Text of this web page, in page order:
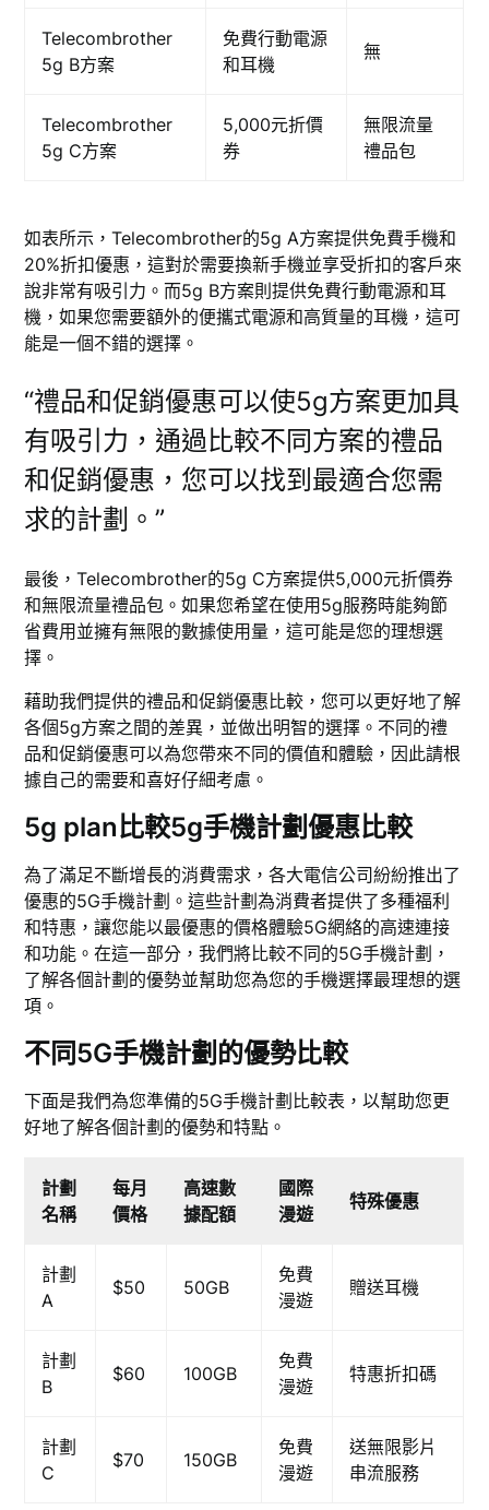
Telecombrother
5g B方案
免費行動電源
和耳機
無
Telecombrother
5g C方案
5,000元折價
券
無限流量
禮品包
如表所示，Telecombrother的5g A方案提供免費手機和
20%折扣優惠，這對於需要換新手機並享受折扣的客戶來
說非常有吸引力。而5g B方案則提供免費行動電源和耳
機，如果您需要額外的便攜式電源和高質量的耳機，這可
能是一個不錯的選擇。
“禮品和促銷優惠可以使5g方案更加具
有吸引力，通過比較不同方案的禮品
和促銷優惠，您可以找到最適合您需
求的計劃。”
最後，Telecombrother的5g C方案提供5,000元折價券
和無限流量禮品包。如果您希望在使用5g服務時能夠節
省費用並擁有無限的數據使用量，這可能是您的理想選
擇。
藉助我們提供的禮品和促銷優惠比較，您可以更好地了解
各個5g方案之間的差異，並做出明智的選擇。不同的禮
品和促銷優惠可以為您帶來不同的價值和體驗，因此請根
據自己的需要和喜好仔細考慮。
5g plan比較5g手機計劃優惠比較
為了滿足不斷增長的消費需求，各大電信公司紛紛推出了
優惠的5G手機計劃。這些計劃為消費者提供了多種福利
和特惠，讓您能以最優惠的價格體驗5G網絡的高速連接
和功能。在這一部分，我們將比較不同的5G手機計劃，
了解各個計劃的優勢並幫助您為您的手機選擇最理想的選
項。
不同5G手機計劃的優勢比較
下面是我們為您準備的5G手機計劃比較表，以幫助您更
好地了解各個計劃的優勢和特點。
計劃
名稱
每月
價格
高速數
據配額
國際
漫遊
特殊優惠
計劃
A
$50 50GB
免費
漫遊
贈送耳機
計劃
B
$60 100GB
免費
漫遊
特惠折扣碼
計劃
C
$70 150GB
免費
漫遊
送無限影片
串流服務